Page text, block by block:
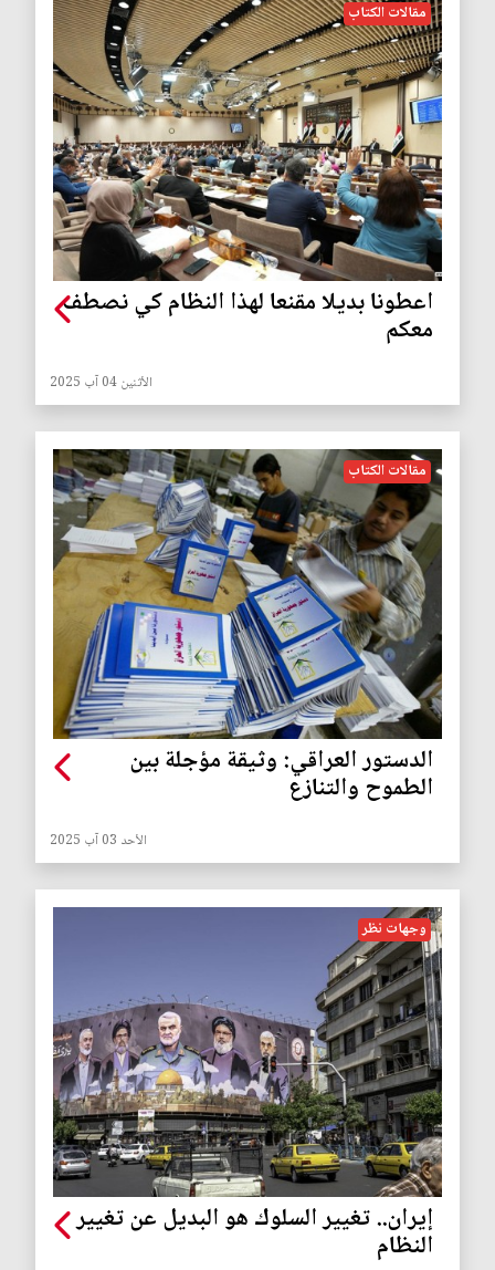
مقالات الكتاب
اعطونا بديلا مقنعا لهذا النظام كي نصطف
معكم
الأثنين 04 آب 2025
مقالات الكتاب
الدستور العراقي: وثيقة مؤجلة بين
الطموح والتنازع
الأحد 03 آب 2025
وجهات نظر
إيران.. تغيير السلوك هو البديل عن تغيير
النظام